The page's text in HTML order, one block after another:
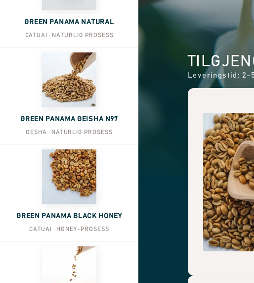
GREEN PANAMA NATURAL
CATUAI · NATURLIG PROSESS
GREEN PANAMA GEISHA N97
GESHA · NATURLIG PROSESS
GREEN PANAMA BLACK HONEY
CATUAI · HONEY-PROSESS
Leveringstid: